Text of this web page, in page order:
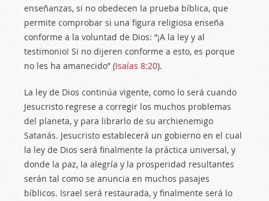
enseñanzas, si no obedecen la prueba bíblica, que
permite comprobar si una figura religiosa enseña
conforme a la voluntad de Dios: “¡A la ley y al
testimonio! Si no dijeren conforme a esto, es porque
no les ha amanecido” (Isaías 8:20).
La ley de Dios continúa vigente, como lo será cuando
Jesucristo regrese a corregir los muchos problemas
del planeta, y para librarlo de su archienemigo
Satanás. Jesucristo establecerá un gobierno en el cual
la ley de Dios será finalmente la práctica universal, y
donde la paz, la alegría y la prosperidad resultantes
serán tal como se anuncia en muchos pasajes
bíblicos. Israel será restaurada, y finalmente será lo